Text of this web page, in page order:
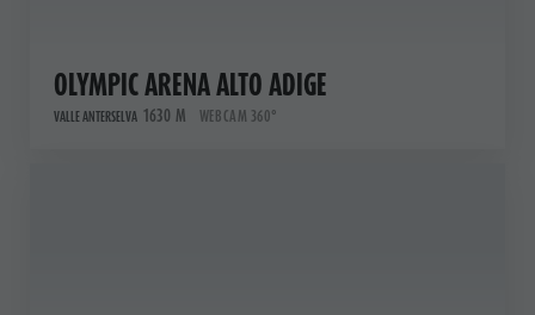
OLYMPIC ARENA ALTO ADIGE
VALLE ANTERSELVA 1630 M WEBCAM 360°